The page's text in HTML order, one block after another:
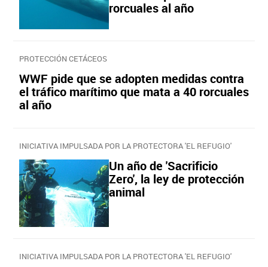
rorcuales al año
PROTECCIÓN CETÁCEOS
WWF pide que se adopten medidas contra
el tráfico marítimo que mata a 40 rorcuales
al año
INICIATIVA IMPULSADA POR LA PROTECTORA 'EL REFUGIO'
Un año de 'Sacrificio
Zero', la ley de protección
animal
INICIATIVA IMPULSADA POR LA PROTECTORA 'EL REFUGIO'